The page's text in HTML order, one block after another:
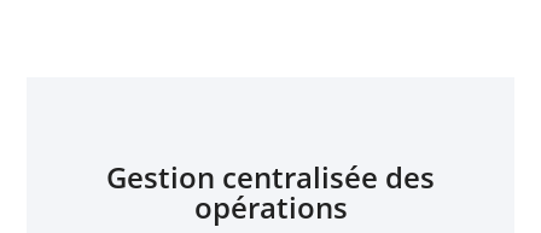
Gestion centralisée des
opérations